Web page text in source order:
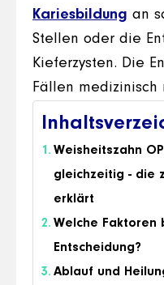
Kariesbildung an
Stellen oder die
Kieferzysten. Die
Fällen medizinisch
Weisheitszahn
gleichzeitig - die
erklärt
Welche Faktoren
Entscheidung?
Ablauf und